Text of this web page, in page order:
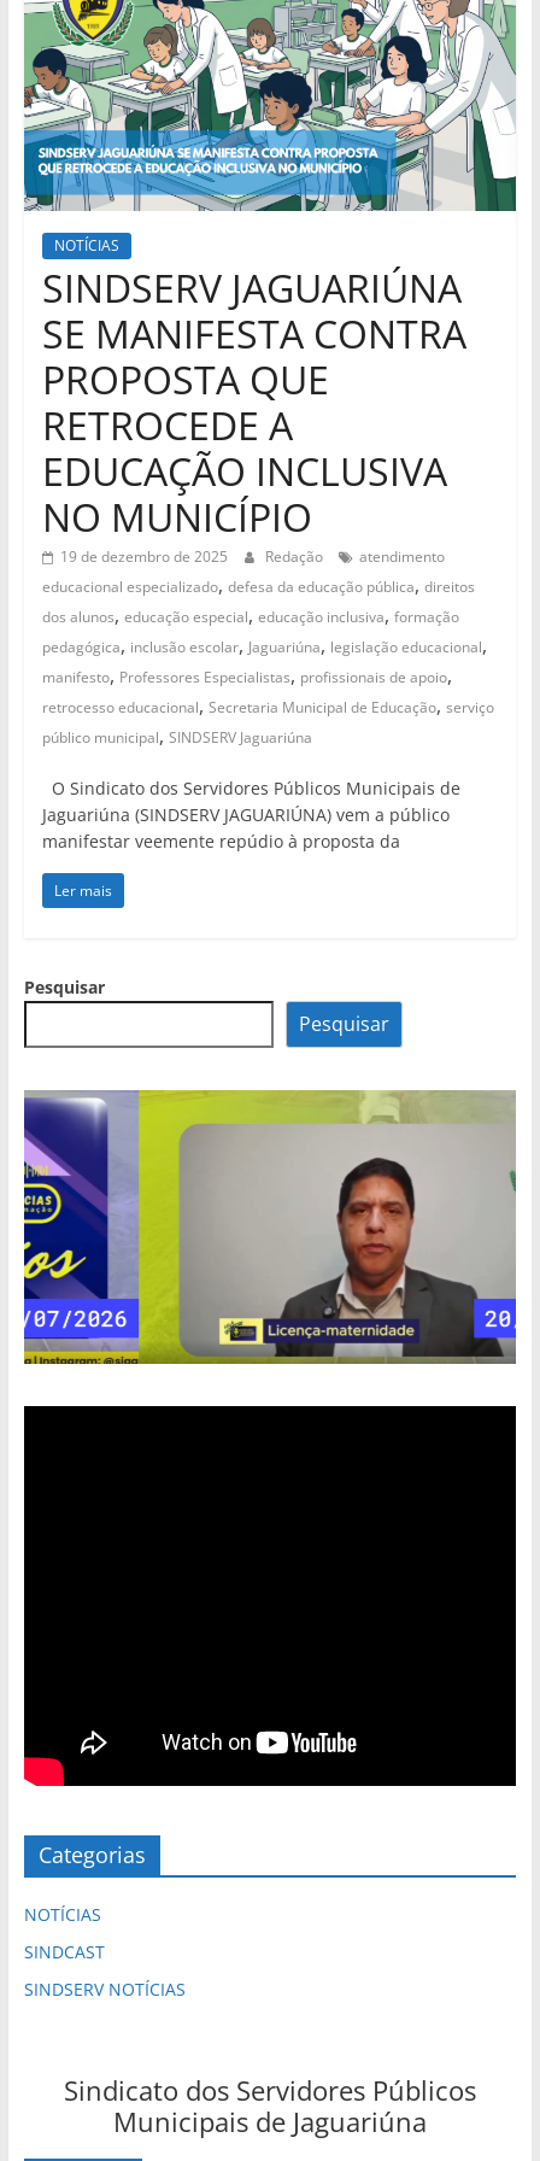
NOTÍCIAS
SINDSERV JAGUARIÚNA
SE MANIFESTA CONTRA
PROPOSTA QUE
RETROCEDE A
EDUCAÇÃO INCLUSIVA
NO MUNICÍPIO
19 de dezembro de 2025 Redação
atendimento
educacional especializado, defesa da educação pública, direitos
dos alunos, educação especial, educação inclusiva, formação
pedagógica, inclusão escolar, Jaguariúna, legislação educacional,
manifesto, Professores Especialistas, profissionais de apoio,
retrocesso educacional, Secretaria Municipal de Educação, serviço
público municipal, SINDSERV Jaguariúna
O Sindicato dos Servidores Públicos Municipais de
Jaguariúna (SINDSERV JAGUARIÚNA) vem a público
manifestar veemente repúdio à proposta da
Ler mais
Pesquisar
Pesquisar
Categorias
NOTÍCIAS
SINDCAST
SINDSERV NOTÍCIAS
Sindicato dos Servidores Públicos
Municipais de Jaguariúna